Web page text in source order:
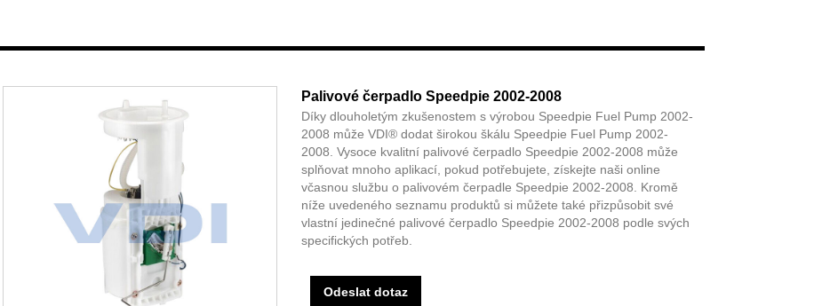
Palivové čerpadlo Speedpie 2002-2008
Díky dlouholetým zkušenostem s výrobou Speedpie Fuel Pump 2002-
2008 může VDI® dodat širokou škálu Speedpie Fuel Pump 2002-
2008. Vysoce kvalitní palivové čerpadlo Speedpie 2002-2008 může
splňovat mnoho aplikací, pokud potřebujete, získejte naši online
včasnou službu o palivovém čerpadle Speedpie 2002-2008. Kromě
níže uvedeného seznamu produktů si můžete také přizpůsobit své
vlastní jedinečné palivové čerpadlo Speedpie 2002-2008 podle svých
specifických potřeb.
Odeslat dotaz